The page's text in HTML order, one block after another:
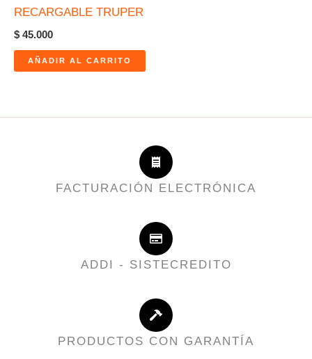
RECARGABLE TRUPER
$ 45.000
AÑADIR AL CARRITO
FACTURACIÓN ELECTRÓNICA
ADDI - SISTECREDITO
PRODUCTOS CON GARANTÍA